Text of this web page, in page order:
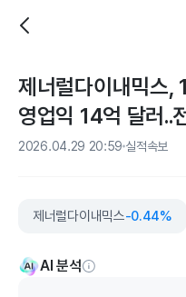
제너럴다이내믹스,
영업익 14억 달러..
2026.04.29 20:59 실적속보
제너럴다이내믹스-0.44%
AI 분석